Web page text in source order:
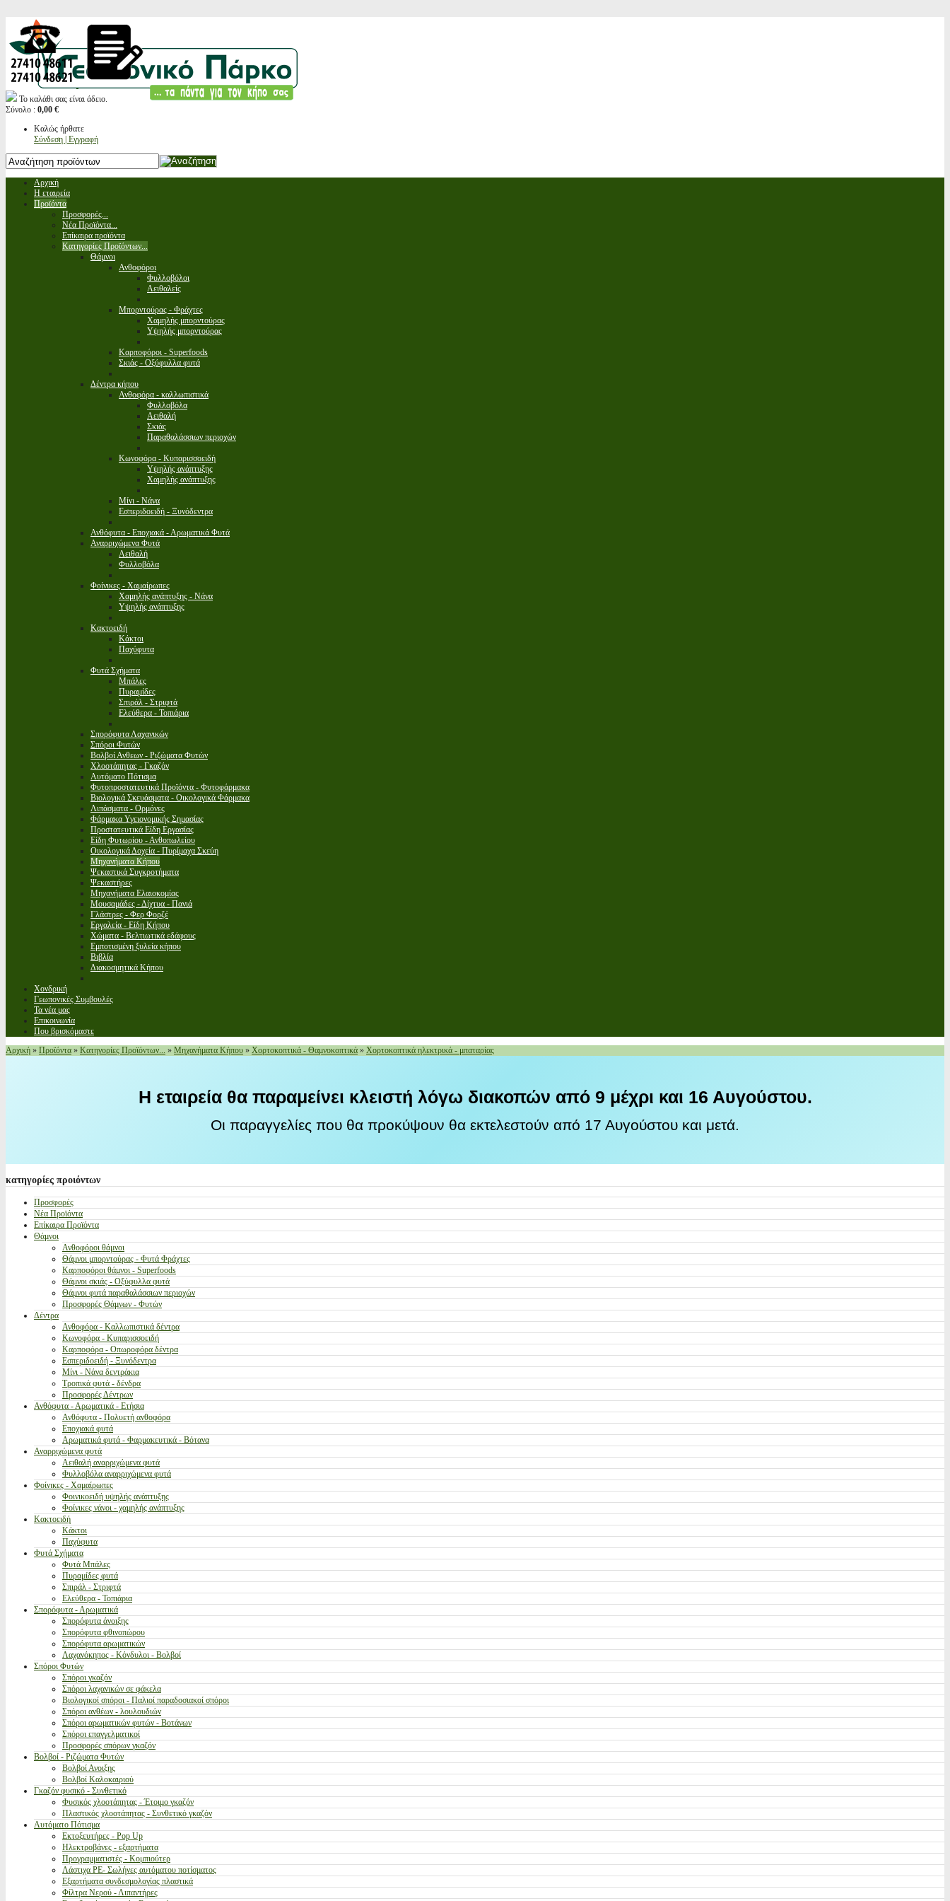
Το καλάθι σας είναι άδειο.
Σύνολο : 0,00 €
Καλώς ήρθατε
Σύνδεση | Εγγραφή
Αρχική
Η εταιρεία
Προϊόντα
Προσφορές...
Νέα Προϊόντα...
Επίκαιρα προϊόντα
Κατηγορίες Προϊόντων...
Θάμνοι
Ανθοφόροι
Φυλλοβόλοι
Αειθαλείς
Μπορντούρας - Φράχτες
Χαμηλής μπορντούρας
Υψηλής μπορντούρας
Καρποφόροι - Superfoods
Σκιάς - Οξύφυλλα φυτά
Δέντρα κήπου
Ανθοφόρα - καλλωπιστικά
Φυλλοβόλα
Αειθαλή
Σκιάς
Παραθαλάσσιων περιοχών
Κωνοφόρα - Κυπαρισσοειδή
Υψηλής ανάπτυξης
Χαμηλής ανάπτυξης
Μίνι - Νάνα
Εσπεριδοειδή - Ξυνόδεντρα
Ανθόφυτα - Εποχιακά - Αρωματικά Φυτά
Αναρριχώμενα Φυτά
Αειθαλή
Φυλλοβόλα
Φοίνικες - Χαμαίρωπες
Χαμηλής ανάπτυξης - Νάνα
Υψηλής ανάπτυξης
Κακτοειδή
Κάκτοι
Παχύφυτα
Φυτά Σχήματα
Μπάλες
Πυραμίδες
Σπιράλ - Στριφτά
Ελεύθερα - Τοπιάρια
Σπορόφυτα Λαχανικών
Σπόροι Φυτών
Βολβοί Ανθεων - Ριζώματα Φυτών
Χλοοτάπητας - Γκαζόν
Αυτόματο Πότισμα
Φυτοπροστατευτικά Προϊόντα - Φυτοφάρμακα
Βιολογικά Σκευάσματα - Οικολογικά Φάρμακα
Λιπάσματα - Ορμόνες
Φάρμακα Υγειονομικής Σημασίας
Προστατευτικά Είδη Εργασίας
Είδη Φυτωρίου - Ανθοπωλείου
Οικολογικά Δοχεία - Πυρίμαχα Σκεύη
Μηχανήματα Κήπου
Ψεκαστικά Συγκροτήματα
Ψεκαστήρες
Μηχανήματα Ελαιοκομίας
Μουσαμάδες - Δίχτυα - Πανιά
Γλάστρες - Φερ Φορζέ
Εργαλεία - Είδη Κήπου
Χώματα - Βελτιωτικά εδάφους
Εμποτισμένη ξυλεία κήπου
Βιβλία
Διακοσμητικά Κήπου
Χονδρική
Γεωπονικές Συμβουλές
Τα νέα μας
Επικοινωνία
Που βρισκόμαστε
Αρχική » Προϊόντα » Κατηγορίες Προϊόντων... » Μηχανήματα Κήπου » Χορτοκοπτικά - Θαμνοκοπτικά » Χορτοκοπτικά ηλεκτρικά - μπαταρίας
Η εταιρεία θα παραμείνει κλειστή λόγω διακοπών από 9 μέχρι και 16 Αυγούστου.
Οι παραγγελίες που θα προκύψουν θα εκτελεστούν από 17 Αυγούστου και μετά.
κατηγορίες προιόντων
Προσφορές
Νέα Προϊόντα
Επίκαιρα Προϊόντα
Θάμνοι
Ανθοφόροι θάμνοι
Θάμνοι μπορντούρας - Φυτά Φράχτες
Καρποφόροι θάμνοι - Superfoods
Θάμνοι σκιάς - Οξύφυλλα φυτά
Θάμνοι φυτά παραθαλάσσιων περιοχών
Προσφορές Θάμνων - Φυτών
Δέντρα
Ανθοφόρα - Καλλωπιστικά δέντρα
Κωνοφόρα - Κυπαρισσοειδή
Καρποφόρα - Οπωροφόρα δέντρα
Εσπεριδοειδή - Ξυνόδεντρα
Μίνι - Νάνα δεντράκια
Τροπικά φυτά - δένδρα
Προσφορές Δέντρων
Ανθόφυτα - Αρωματικά - Ετήσια
Ανθόφυτα - Πολυετή ανθοφόρα
Εποχιακά φυτά
Αρωματικά φυτά - Φαρμακευτικά - Βότανα
Αναρριχώμενα φυτά
Αειθαλή αναρριχώμενα φυτά
Φυλλοβόλα αναρριχώμενα φυτά
Φοίνικες - Χαμαίρωπες
Φοινικοειδή υψηλής ανάπτυξης
Φοίνικες νάνοι - χαμηλής ανάπτυξης
Κακτοειδή
Κάκτοι
Παχύφυτα
Φυτά Σχήματα
Φυτά Μπάλες
Πυραμίδες φυτά
Σπιράλ - Στριφτά
Ελεύθερα - Τοπιάρια
Σπορόφυτα - Αρωματικά
Σπορόφυτα άνοιξης
Σπορόφυτα φθινοπώρου
Σπορόφυτα αρωματικών
Λαχανόκηπος - Κόνδυλοι - Βολβοί
Σπόροι Φυτών
Σπόροι γκαζόν
Σπόροι λαχανικών σε φάκελα
Βιολογικοί σπόροι - Παλιοί παραδοσιακοί σπόροι
Σπόροι ανθέων - λουλουδιών
Σπόροι αρωματικών φυτών - Βοτάνων
Σπόροι επαγγελματικοί
Προσφορές σπόρων γκαζόν
Βολβοί - Ριζώματα Φυτών
Βολβοί Ανοιξης
Βολβοί Καλοκαιριού
Γκαζόν φυσικό - Συνθετικό
Φυσικός χλοοτάπητας - Έτοιμο γκαζόν
Πλαστικός χλοοτάπητας - Συνθετικό γκαζόν
Αυτόματο Πότισμα
Εκτοξευτήρες - Pop Up
Ηλεκτροβάνες - εξαρτήματα
Προγραμματιστές - Κομπιούτερ
Λάστιχα PE- Σωλήνες αυτόματου ποτίσματος
Εξαρτήματα συνδεσμολογίας πλαστικά
Φίλτρα Νερού - Λιπαντήρες